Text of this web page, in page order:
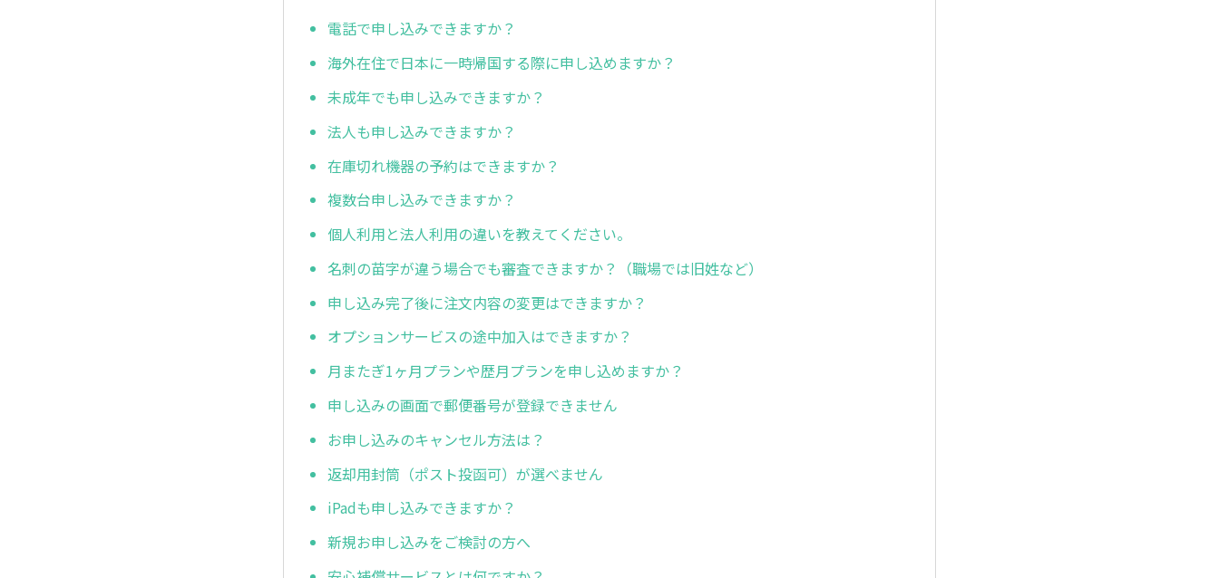
電話で申し込みできますか？
海外在住で日本に一時帰国する際に申し込めますか？
未成年でも申し込みできますか？
法人も申し込みできますか？
在庫切れ機器の予約はできますか？
複数台申し込みできますか？
個人利用と法人利用の違いを教えてください。
名刺の苗字が違う場合でも審査できますか？（職場では旧姓など）
申し込み完了後に注文内容の変更はできますか？
オプションサービスの途中加入はできますか？
月またぎ1ヶ月プランや歴月プランを申し込めますか？
申し込みの画面で郵便番号が登録できません
お申し込みのキャンセル方法は？
返却用封筒（ポスト投函可）が選べません
iPadも申し込みできますか？
新規お申し込みをご検討の方へ